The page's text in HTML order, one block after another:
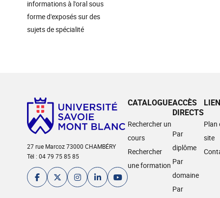
informations à l'oral sous
forme d'exposés sur des
sujets de spécialité
27 rue Marcoz 73000 CHAMBÉRY
Tél : 04 79 75 85 85
CATALOGUE
Rechercher un
cours
Rechercher
une formation
ACCÈS
DIRECTS
Par
diplôme
Par
domaine
Par
Plan
site